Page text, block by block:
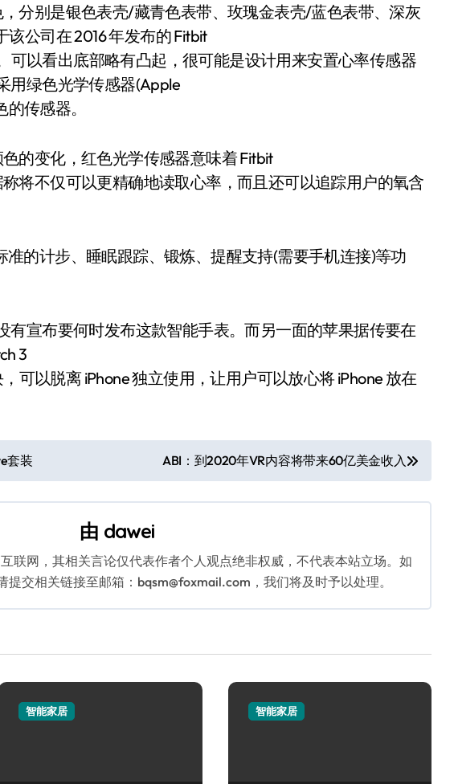
分别是银色表壳/藏青色表带、玫瑰金表壳/蓝色表带、深灰
公司在 2016 年发布的 Fitbit
可以看出底部略有凸起，很可能是设计用来安置心率传感器
用绿色光学传感器(Apple
传感器。
的变化，红色光学传感器意味着 Fitbit
将不仅可以更精确地读取心率，而且还可以追踪用户的氧含
准的计步、睡眠跟踪、锻炼、提醒支持(需要手机连接)等功
有宣布要何时发布这款智能手表。而另一面的苹果据传要在
3
可以脱离 iPhone 独立使用，让用户可以放心将 iPhone 放在
套装 ABI：到2020年VR内容将带来60亿美金收入
由 dawei
互联网，其相关言论仅代表作者个人观点绝非权威，不代表本站立场。如
提交相关链接至邮箱：bqsm@foxmail.com，我们将及时予以处理。
智能家居 智能家居